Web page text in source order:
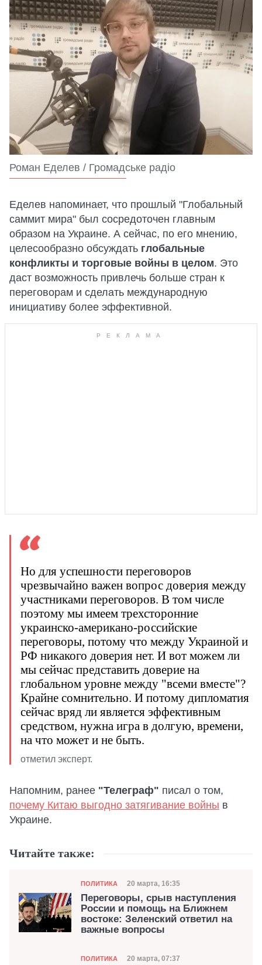
Роман Еделев / Громадське радіо
Еделев напоминает, что прошлый "Глобальный
саммит мира" был сосредоточен главным
образом на Украине. А сейчас, по его мнению,
целесообразно обсуждать глобальные
конфликты и торговые войны в целом. Это
даст возможность привлечь больше стран к
переговорам и сделать международную
инициативу более эффективной.
Но для успешности переговоров
чрезвычайно важен вопрос доверия между
участниками переговоров. В том числе
поэтому мы имеем трехсторонние
украинско-американо-российские
переговоры, потому что между Украиной и
РФ никакого доверия нет. И вот можем ли
мы сейчас представить доверие на
глобальном уровне между "всеми вместе"?
Крайне сомнительно. И потому дипломатия
сейчас вряд ли является эффективным
средством, нужна игра в долгую, времени,
на что может и не быть.
отметил эксперт.
Напомним, ранее "Телеграф" писал о том,
почему Китаю выгодно затягивание войны в
Украине.
Читайте также:
Категория
ПОЛИТИКА Дата публикации
20 марта, 16:35
Переговоры, срыв наступления
России и помощь на Ближнем
востоке: Зеленский ответил на
важные вопросы
Категория
ПОЛИТИКА Дата публикации
20 марта, 07:37